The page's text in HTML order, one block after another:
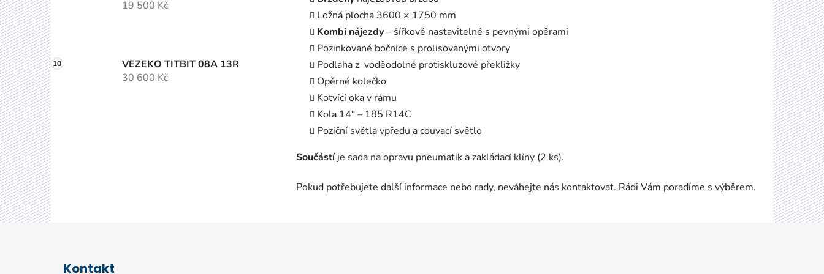
19 500 Kč
VEZEKO TITBIT 08A 13R
30 600 Kč
Ložná plocha 3600 × 1750 mm
Kombi nájezdy– šířkově nastavitelné s pevnými opěrami
Pozinkované bočnice s prolisovanými otvory
Podlaha z voděodolné protiskluzové překližky
Opěrné kolečko
Kotvící oka v rámu
Kola 14“ – 185 R14C
Poziční světla vpředu a couvací světlo
Součástíje sada na opravu pneumatik a zakládací klíny (2 ks).
Pokud potřebujete další informace nebo rady, neváhejte nás kontaktovat. Rádi Vám poradíme s výběrem.
Kontakt